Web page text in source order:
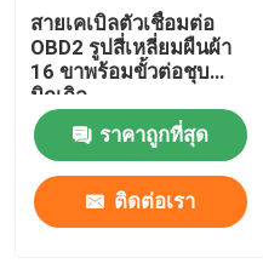
สายเคเบิลตัวเชื่อมต่อ
OBD2 รูปสี่เหลี่ยมผืนผ้า
16 ขาพร้อมขั้วต่อชุบ
นิกเกิล
ราคาถูกที่สุด
ติดต่อเรา